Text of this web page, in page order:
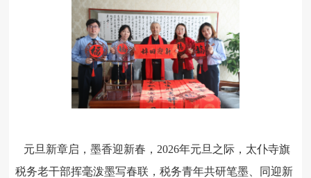
元旦新章启，墨香迎新春， 2026年元旦之际，太仆寺旗
税务老干部挥毫泼墨写春联，税务青年共研笔墨、同迎新